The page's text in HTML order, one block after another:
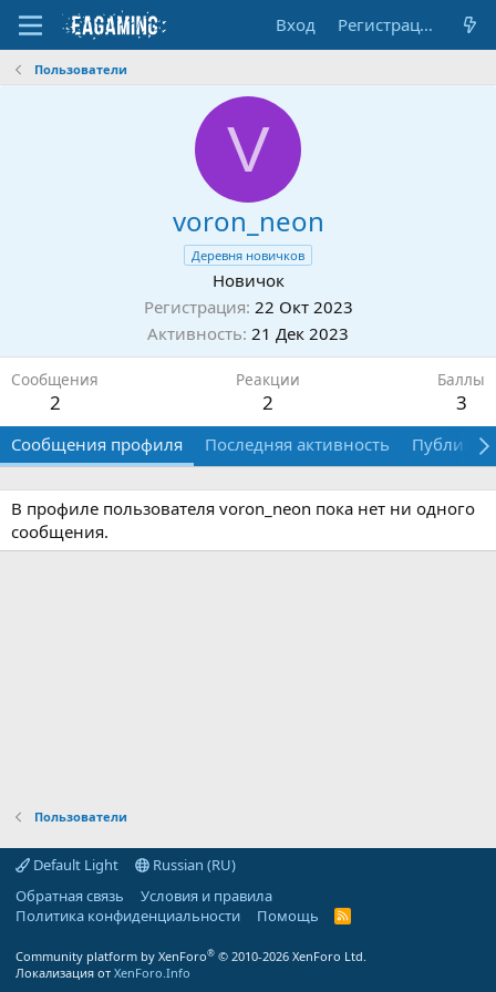
Вход Регистрация
Пользователи
V
voron_neon
Деревня новичков
Новичок
Регистрация 22 Окт 2023
Активность 21 Дек 2023
Сообщения
2
Реакции
2
Баллы
3
Сообщения профиля Последняя активность
В профиле пользователя voron_neon пока нет ни одного
сообщения.
Пользователи
Default Light
Russian (RU)
Обратная связь
Условия и правила
Политика конфиденциальности
Помощь
R
Community platform by XenForo® © 2010-2026 XenForo Ltd.
Локализация от XenForo.Info